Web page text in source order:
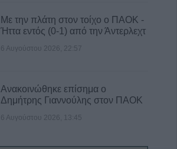
Με την πλάτη στον τοίχο ο ΠΑΟΚ -
Ήττα εντός (0-1) από την Άντερλεχτ
6 Αυγούστου 2026, 22:57
Ανακοινώθηκε επίσημα ο
Δημήτρης Γιαννούλης στον ΠΑΟΚ
6 Αυγούστου 2026, 13:45